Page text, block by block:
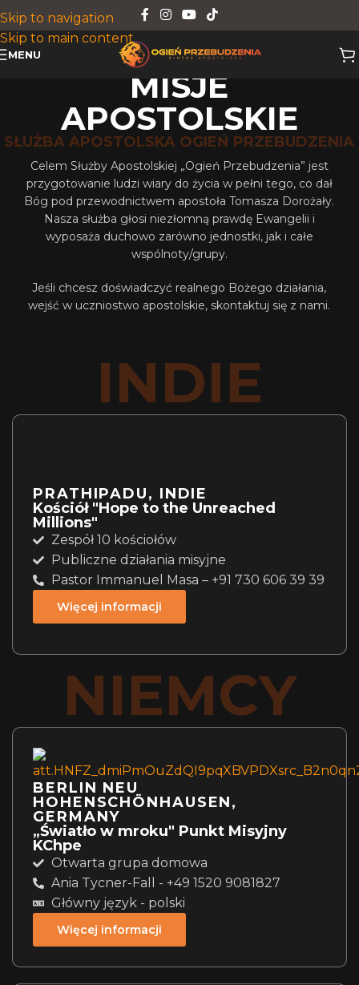
Skip to navigation
Skip to main content
MENU
MISJE
APOSTOLSKIE
SŁUŻBA APOSTOLSKA OGIEŃ PRZEBUDZENIA
Celem Służby Apostolskiej „Ogień Przebudzenia” jest
przygotowanie ludzi wiary do życia w pełni tego, co dał
Bóg pod przewodnictwem apostoła Tomasza Dorożały.
Nasza służba głosi niezłomną prawdę Ewangelii i
wyposaża duchowo zarówno jednostki, jak i całe
wspólnoty/grupy.
Jeśli chcesz doświadczyć realnego Bożego działania,
wejść w uczniostwo apostolskie, skontaktuj się z nami.
INDIE
PRATHIPADU, INDIE
Kościół "Hope to the Unreached
Millions"
Zespół 10 kościołów
Publiczne działania misyjne
Pastor Immanuel Masa – +91 730 606 39 39
Więcej informacji
NIEMCY
BERLIN NEU
HOHENSCHÖNHAUSEN,
GERMANY
„Światło w mroku" Punkt Misyjny
KChpe
Otwarta grupa domowa
Ania Tycner-Fall - +49 1520 9081827
Główny język - polski
Więcej informacji